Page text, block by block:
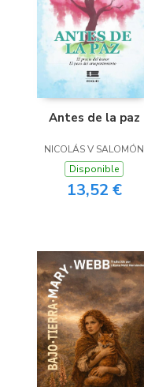
Antes de la paz
NICOLÁS V SALOMÓN
Disponible
13,52 €